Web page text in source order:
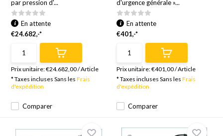
par pression d'...
Comparer
En attente
€24.682,-*
Prix unitaire:€24.682,00/Article
* Taxes incluses Sans lesFrais
d'expédition
d'urgence générale »...
Comparer
En attente
€401,-*
Prix unitaire:€401,00/Article
* Taxes incluses Sans les Frais
d'expédition